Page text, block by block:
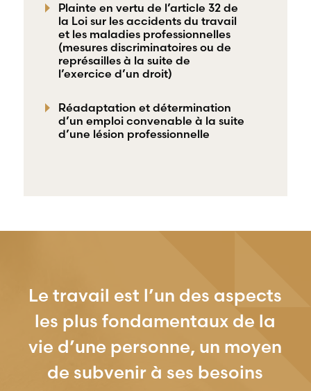
Plainte en vertu de l’article 32 de
la Loi sur les accidents du travail
et les maladies professionnelles
(mesures discriminatoires ou de
représailles à la suite de
l’exercice d’un droit)
Réadaptation et détermination
d’un emploi convenable à la suite
d’une lésion professionnelle
Le travail est l’un des aspects
les plus fondamentaux de la
vie d’une personne, un moyen
de subvenir à ses besoins